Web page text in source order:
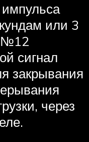
или 3
№12
сигнал
закрывания
через